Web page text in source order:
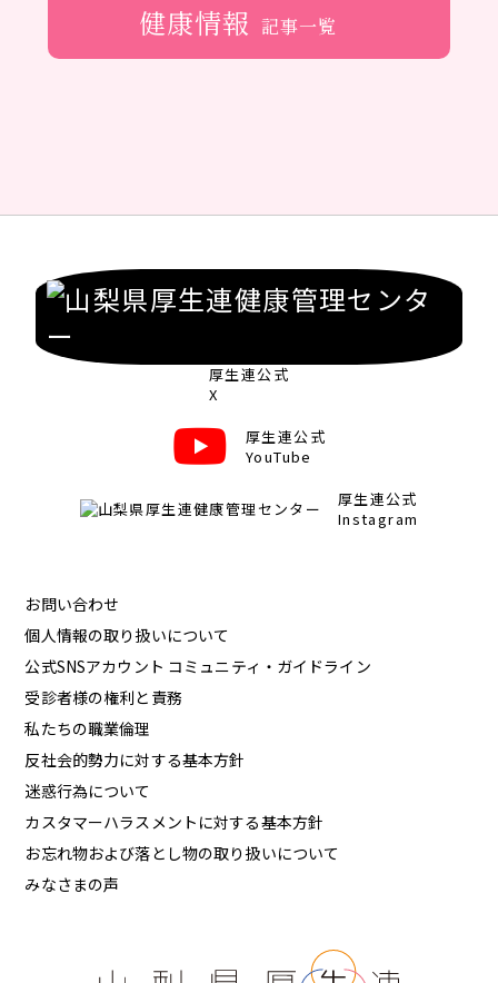
健康情報 記事一覧
厚生連公式
X
厚生連公式
YouTube
厚生連公式
Instagram
お問い合わせ
個人情報の取り扱いについて
公式SNSアカウント コミュニティ・ガイドライン
受診者様の権利と責務
私たちの職業倫理
反社会的勢力に対する基本方針
迷惑行為について
カスタマーハラスメントに対する基本方針
お忘れ物および落とし物の取り扱いについて
みなさまの声